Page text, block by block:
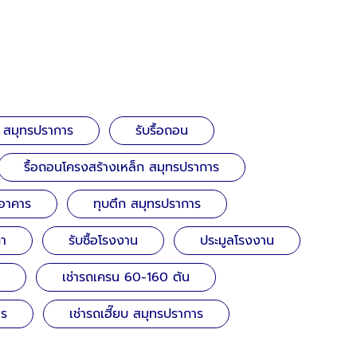
มุทรปราการ
รับรื้อถอน
รื้อถอนโครงสร้างเหล็ก สมุทรปราการ
คาร
ทุบตึก สมุทรปราการ
รับซื้อโรงงาน
ประมูลโรงงาน
เช่ารถเครน 60-160 ตัน
เช่ารถเฮี๊ยบ สมุทรปราการ